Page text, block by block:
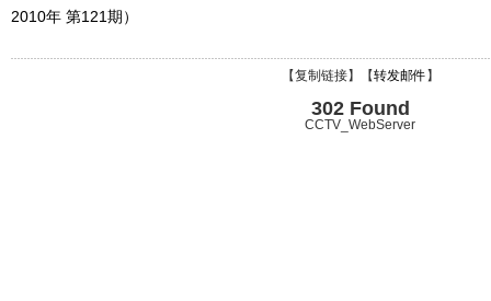
2010年 第121期）
【复制链接】【转发邮件 】
302 Found
CCTV_WebServer